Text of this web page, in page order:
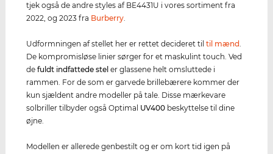
tjek også de andre styles af BE4431U i vores sortiment fra
2022, og 2023 fra Burberry.
Udformningen af stellet her er rettet decideret tiltil mænd.
De kompromisløse linier sørger for et maskulint touch. Ved
defuldt indfattede stel er glassene helt omsluttede i
rammen. For de som er garvede brillebærere kommer der
kun sjældent andre modeller på tale. Disse mærkevare
solbriller tilbyder også Optimal UV400 beskyttelse til dine
øjne.
Modellen er allerede genbestilt og er om kort tid igen på